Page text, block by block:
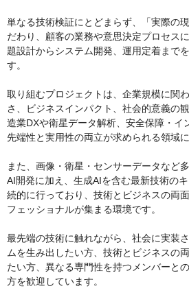
単なる技術検証にとどまらず、「実際の
だわり、顧客の業務や意思決定プロセス
題設計からシステム開発、運用定着まで
す。
取り組むプロジェクトは、企業規模に関
さ、ビジネスインパクト、社会的意義の
造業DXや衛星データ解析、安全保障・イ
先端性と実用性の両立が求められる領域
また、画像・衛星・センサーデータなど
AI開発に加え、生成AIを含む最新技術の
続的に行っており、技術とビジネスの両
フェッショナルが集まる環境です。
最先端の技術に触れながら、社会に実装
ムを生み出したい方、技術とビジネスの
たい方、異なる専門性を持つメンバーと
方を歓迎しています。